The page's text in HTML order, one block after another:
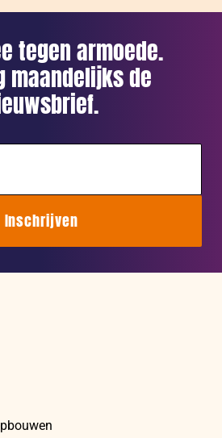
tegen armoede.
maandelijks de
Inschrijven